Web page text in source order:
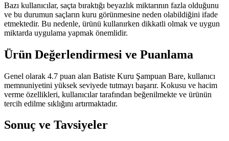
Bazı kullanıcılar, saçta bıraktığı beyazlık miktarının fazla olduğunu
ve bu durumun saçların kuru görünmesine neden olabildiğini ifade
etmektedir. Bu nedenle, ürünü kullanırken dikkatli olmak ve uygun
miktarda uygulama yapmak önemlidir.
Ürün Değerlendirmesi ve Puanlama
Genel olarak 4.7 puan alan Batiste Kuru Şampuan Bare, kullanıcı
memnuniyetini yüksek seviyede tutmayı başarır. Kokusu ve hacim
verme özellikleri, kullanıcılar tarafından beğenilmekte ve ürünün
tercih edilme sıklığını artırmaktadır.
Sonuç ve Tavsiyeler